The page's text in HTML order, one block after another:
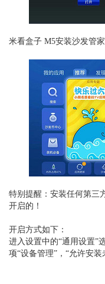
米看盒子 M5安装沙发管家
特别提醒：安装任何第三
开启的！
开启方式如下：
进入设置中的“通用设置”
项“设备管理”，“允许安